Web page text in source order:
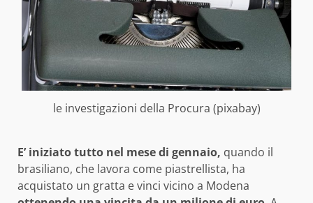
le investigazioni della Procura (pixabay)
E’ iniziato tutto nel mese di gennaio, quando il
brasiliano, che lavora come piastrellista, ha
acquistato un gratta e vinci vicino a Modena